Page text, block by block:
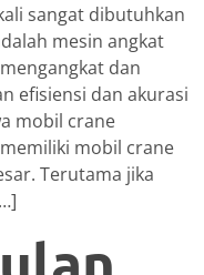
sangat dibutuhkan
mesin angkat
dan
efisiensi dan akurasi
mobil crane
mobil crane
Terutama jika